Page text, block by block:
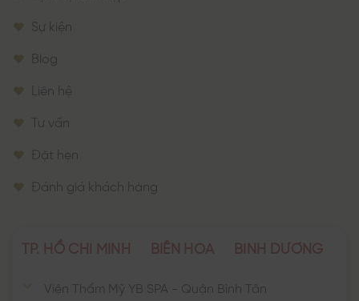
Sự kiện
Blog
Liên hệ
Tư vấn
Đặt hẹn
Đánh giá khách hàng
TP. HỒ CHÍ MINH BIÊN HÒA BÌNH DƯƠNG
Viện Thẩm Mỹ YB SPA - Quận Bình Tân